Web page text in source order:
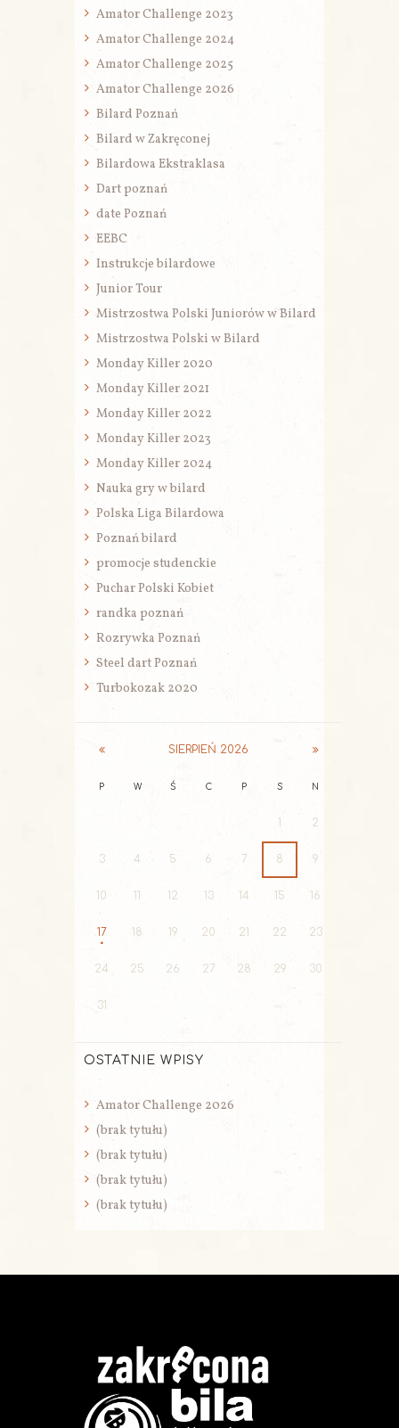
Amator Challenge 2023
Amator Challenge 2024
Amator Challenge 2025
Amator Challenge 2026
Bilard Poznań
Bilard w Zakręconej
Bilardowa Ekstraklasa
Dart poznań
date Poznań
EEBC
Instrukcje bilardowe
Junior Tour
Mistrzostwa Polski Juniorów w Bilard
Mistrzostwa Polski w Bilard
Monday Killer 2020
Monday Killer 2021
Monday Killer 2022
Monday Killer 2023
Monday Killer 2024
Nauka gry w bilard
Polska Liga Bilardowa
Poznań bilard
promocje studenckie
Puchar Polski Kobiet
randka poznań
Rozrywka Poznań
Steel dart Poznań
Turbokozak 2020
SIERPIEŃ 2026
P W Ś C P S N
2
3 4 5 6 7 8 9
10 11 12 13 14 15 16
17 18 19 20 21 22 23
24 25 26 27 28 29 30
31
OSTATNIE WPISY
Amator Challenge 2026
(brak tytułu)
(brak tytułu)
(brak tytułu)
(brak tytułu)